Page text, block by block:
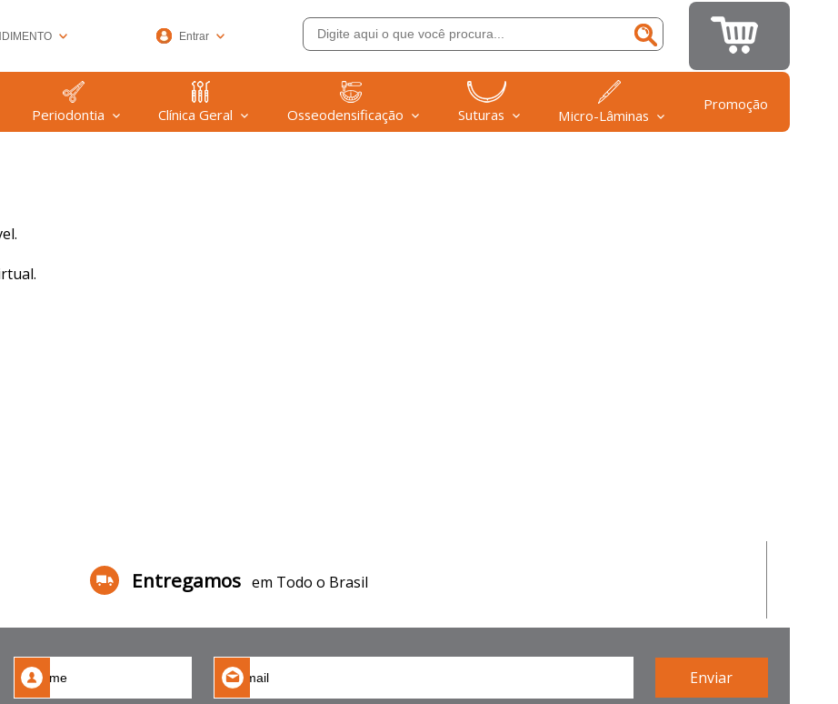
(47) 99608-9753
Entrar
Periodontia Clínica Geral Osseodensificação Suturas Micro-Lâminas
Promoção
Entregamos em Todo o Brasil